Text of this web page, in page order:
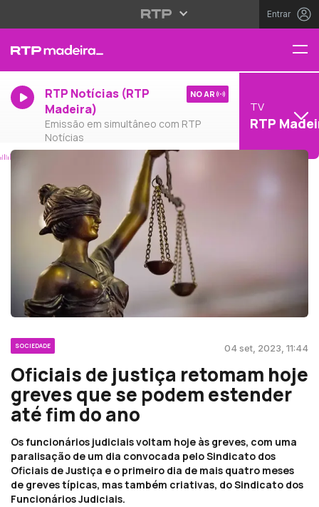
Entrar
RTP Notícias (RTP
Madeira)
Emissão em simultâneo com RTP
Notícias
NO AR
TV
RTP
SOCIEDADE 04 set, 2023, 11:44
Oficiais de justiça retomam hoje
greves que se podem estender
até fim do ano
Os funcionários judiciais voltam hoje às greves, com uma
paralisação de um dia convocada pelo Sindicato dos
Oficiais de Justiça e o primeiro dia de mais quatro meses
de greves típicas, mas também criativas, do Sindicato dos
Funcionários Judiciais.